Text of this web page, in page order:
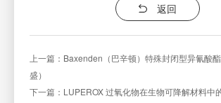
返回
上一篇：Baxenden（巴辛顿）特殊封闭型异氰酸
盛）
下一篇：LUPEROX 过氧化物在生物可降解材料中